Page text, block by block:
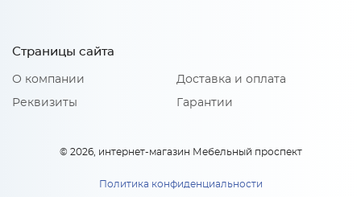
Страницы сайта
О компании
Реквизиты
Доставка и оплата
Гарантии
© 2026, интернет-магазин Мебельный проспект
Политика конфиденциальности